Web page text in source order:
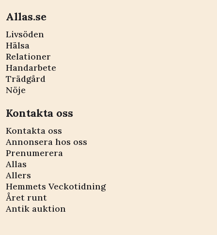
Allas.se
Livsöden
Hälsa
Relationer
Handarbete
Trädgård
Nöje
Kontakta oss
Kontakta oss
Annonsera hos oss
Prenumerera
Allas
Allers
Hemmets Veckotidning
Året runt
Antik auktion